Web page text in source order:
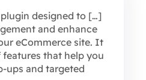
plugin designed to
and enhance
eCommerce site. It
that help you
and targeted […]